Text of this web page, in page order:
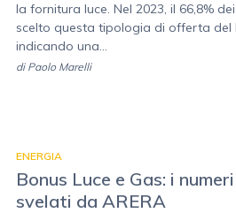
la fornitura luce. Nel 2023, il 66,8%
scelto questa tipologia di offerta del
indicando una...
di Paolo Marelli
ENERGIA
Bonus Luce e Gas: i
svelati da ARERA